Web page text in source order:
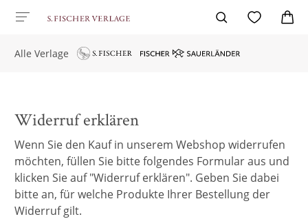
Alle Verlage
Widerruf erklären
Wenn Sie den Kauf in unserem Webshop widerrufen
möchten, füllen Sie bitte folgendes Formular aus und
klicken Sie auf "Widerruf erklären". Geben Sie dabei
bitte an, für welche Produkte Ihrer Bestellung der
Widerruf gilt.